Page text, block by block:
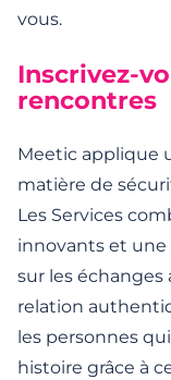
vous.
Inscrivez-
rencontres
Meetic applique
matière de
Les Services
innovants et
sur les échanges
relation
les personnes
histoire grâce à